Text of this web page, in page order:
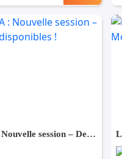
🚀 SAP S/4HANA : Nouvelle session – Dernières places disponibles !